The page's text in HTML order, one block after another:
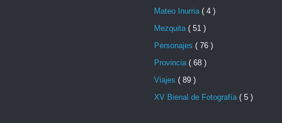
Mateo Inurria ( 4 )
Mezquita ( 51 )
Personajes ( 76 )
Provincia ( 68 )
Viajes ( 89 )
XV Bienal de Fotografía ( 5 )